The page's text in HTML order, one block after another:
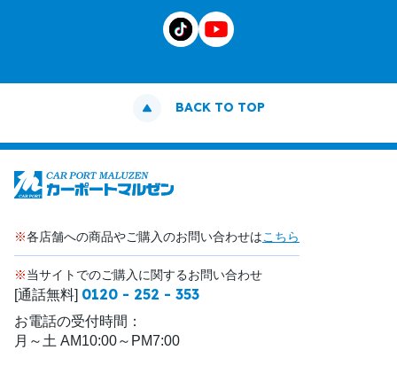
BACK TO TOP
※各店舗への商品やご購入のお問い合わせはこちら
※当サイトでのご購入に関するお問い合わせ
[通話無料] 0120 - 252 - 353
お電話の受付時間：
月～土 AM10:00～PM7:00